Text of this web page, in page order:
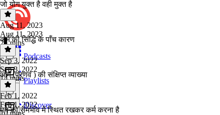
Podcasts
Playlists
Discover
जो योग युक्त है वही मुक्त है
Aug 11, 2023
Aug 11, 2023
21 mins
कर्म की सिद्धि के पाँच कारण
Sep 3, 2022
Sep 3, 2022
14 mins
ओम (प्रणव ) की संक्षिप्त व्याख्या
Feb 1, 2022
Feb 1, 2022
10 mins
मन को समभाव में स्थित रखकर कर्म करना है